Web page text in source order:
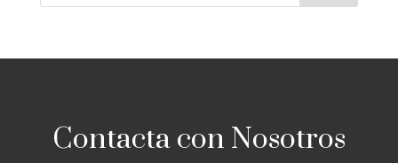
Contacta con Nosotros